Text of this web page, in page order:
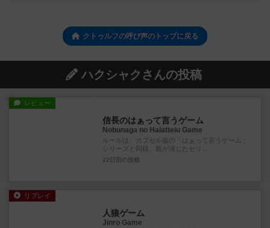
クトゥルフの呼び声のトップに戻る
ハクシャクさんの投稿
レビュー
信長のはぁって言うゲーム
Nobunaga no Halatteiu Game
ルールは、カプセル版の「はぁって言うゲーム」
シリーズと同様、親が演じたセリ...
22日前 の投稿
リプレイ
人狼ゲーム
Jinro Game